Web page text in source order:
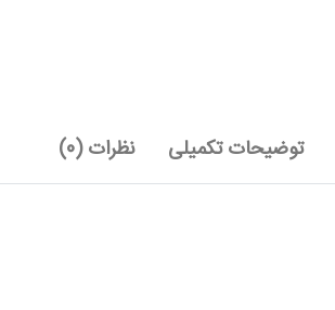
توضیحات تکمیلی نظرات (0)